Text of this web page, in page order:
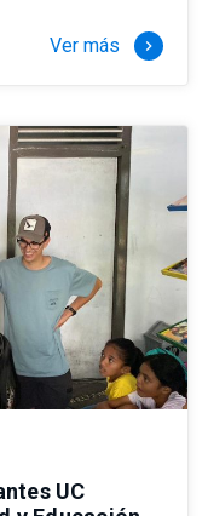
Ver más keyboard_arrow_right
UC